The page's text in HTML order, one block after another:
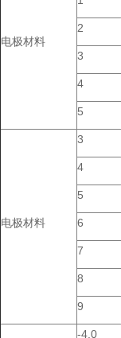
电极材料
2
3
4
5
电极材料
3
4
5
6
7
8
9
-4.0